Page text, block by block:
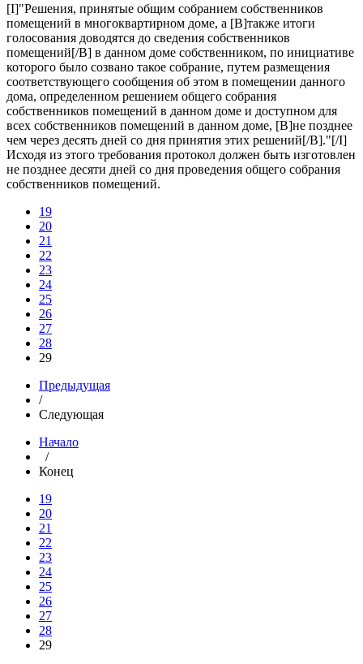
[I]"Решения, принятые общим собранием собственников
помещений в многоквартирном доме, а [B]также итоги
голосования доводятся до сведения собственников
помещений[/B] в данном доме собственником, по инициативе
которого было созвано такое собрание, путем размещения
соответствующего сообщения об этом в помещении данного
дома, определенном решением общего собрания
собственников помещений в данном доме и доступном для
всех собственников помещений в данном доме, [B]не позднее
чем через десять дней со дня принятия этих решений[/B]."[/I]
Исходя из этого требования протокол должен быть изготовлен
не позднее десяти дней со дня проведения общего собрания
собственников помещений.
19
20
21
22
23
24
25
26
27
28
29
Предыдущая
/
Следующая
Начало
/
Конец
19
20
21
22
23
24
25
26
27
28
29